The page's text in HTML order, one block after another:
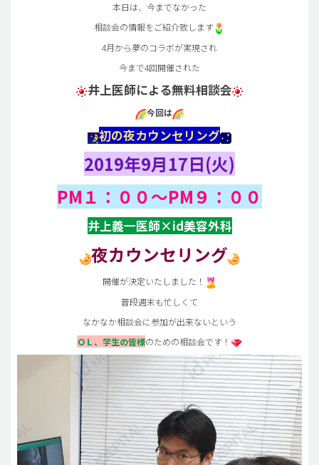
本日は、今までなかった
相談会の情報をご紹介致します
4月から夢のコラボが実現され
今まで4回開催された
井上医師による無料相談会
今回は
初の夜カウンセリング
2019年9月17日(火)
PM１：００～PM９：００
井上義一医師×id美容外科
夜カウンセリング
開催が決定いたしました！
普段週末も忙しくて
なかなか相談会に参加が出来ないという
ＯＬ、学生の皆様のための相談会です！